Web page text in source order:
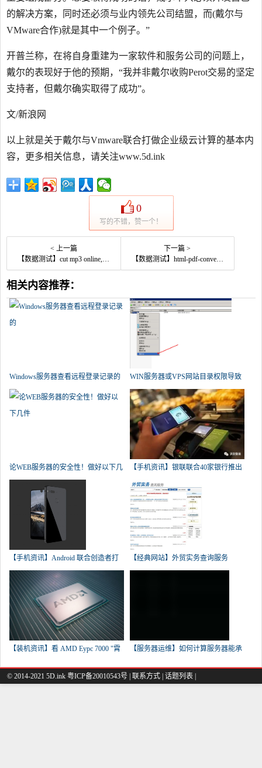
的解决方案，同时还必须与业内领先公司结盟，而(戴尔与
VMware合作)就是其中一个例子。”
开普兰称，在将自身重建为一家软件和服务公司的问题上，
戴尔的表现好于他的预期，“我并非戴尔收购Perot交易的坚定
支持者，但戴尔确实取得了成功”。
文/新浪网
以上就是关于戴尔与Vmware联合打做企业级云计算的基本内
容，更多相关信息，请关注www.5d.ink
0
写的不错，赞一个！
< 上一篇
【数据测试】cut mp3 online,快速在线剪辑MP3音乐
下一篇 >
【数据测试】html-pdf-convert 在线将网页转换成PDF
相关内容推荐：
Windows服务器查看远程登录记录的
WIN服务器或VPS网站目录权限导致
帝
论WEB服务器的安全性！做好以下几
【手机资讯】银联联合40家银行推出
【手机资讯】Android 联合创造者打 【经典网站】外贸实务查询服务
【装机资讯】看 AMD Eypc 7000 "霄 【服务器运维】如何计算服务器能承
© 2014-2021 5D.ink 粤ICP备20010543号 联系方式 话题列表